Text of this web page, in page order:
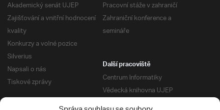
Akademický senát UJEP
Zajišťování a vnitřní hodnocení
kvality
Konkurzy a volné pozice
Silverius
Napsali o nás
Tiskové zprávy
Pracovní stáže v zahraničí
Zahraniční konference a
semináře
Další pracoviště
Centrum Informatiky
Vědecká knihovna UJEP
Správa kolejí a menz